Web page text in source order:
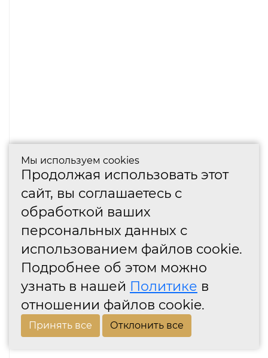
Мы используем cookies
Продолжая использовать этот
сайт, вы соглашаетесь с
обработкой ваших
персональных данных с
использованием файлов cookie.
Подробнее об этом можно
узнать в нашей Политике в
отношении файлов cookie.
Принять все Отклонить все